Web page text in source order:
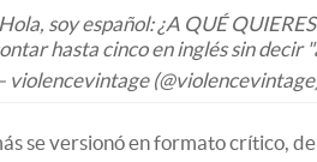
soy español: ¿A QUÉ
hasta cinco en inglés sin decir
violencevintage
se versionó en formato crítico,